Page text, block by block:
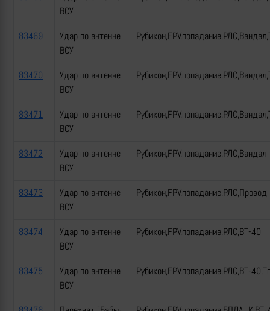
ВСУ
83469
Удар по антенне
ВСУ
83470
Удар по антенне
ВСУ
83471
Удар по антенне
ВСУ
83472
Удар по антенне
ВСУ
Рубикон,FPV,попадание,РЛС,Вандал
83473
Удар по антенне
ВСУ
Рубикон,FPV,попадание,РЛС,Провод
83474
Удар по антенне
ВСУ
Рубикон,FPV,попадание,РЛС,ВТ-40
83475
Удар по антенне
ВСУ
Рубикон,FPV,попадание,РЛС,ВТ-